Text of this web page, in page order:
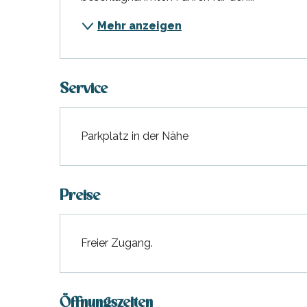
Mehr anzeigen
Service
Parkplatz in der Nähe
Preise
Freier Zugang.
Öffnungszeiten